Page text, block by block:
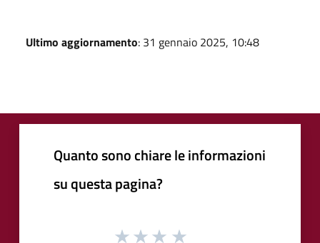
Ultimo aggiornamento: 31 gennaio 2025, 10:48
Quanto sono chiare le informazioni
su questa pagina?